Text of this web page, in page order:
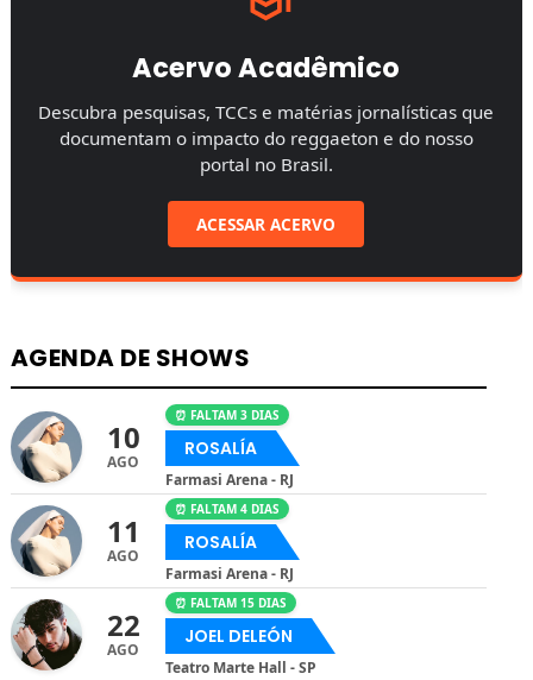
Acervo Acadêmico
Descubra pesquisas, TCCs e matérias jornalísticas que
documentam o impacto do reggaeton e do nosso
portal no Brasil.
ACESSAR ACERVO
AGENDA DE SHOWS
10
AGO
⏰ FALTAM 3 DIAS
ROSALÍA
Farmasi Arena - RJ
11
AGO
⏰ FALTAM 4 DIAS
ROSALÍA
Farmasi Arena - RJ
22
AGO
⏰ FALTAM 15 DIAS
JOEL DELEÓN
Teatro Marte Hall - SP